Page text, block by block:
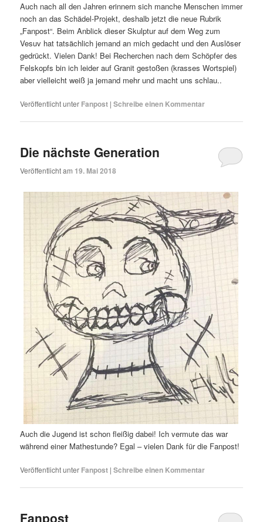
Auch nach all den Jahren erinnern sich manche Menschen immer
noch an das Schädel-Projekt, deshalb jetzt die neue Rubrik
„Fanpost“. Beim Anblick dieser Skulptur auf dem Weg zum
Vesuv hat tatsächlich jemand an mich gedacht und den Auslöser
gedrückt. Vielen Dank! Bei Recherchen nach dem Schöpfer des
Felskopfs bin ich leider auf Granit gestoßen (krasses Wortspiel)
aber vielleicht weiß ja jemand mehr und macht uns schlau..
Veröffentlicht unter Fanpost |Schreibe einen Kommentar
Die nächste Generation
Veröffentlicht am 19. Mai 2018
Auch die Jugend ist schon fleißig dabei! Ich vermute das war
während einer Mathestunde? Egal – vielen Dank für die Fanpost!
Veröffentlicht unter Fanpost |Schreibe einen Kommentar
Fanpost